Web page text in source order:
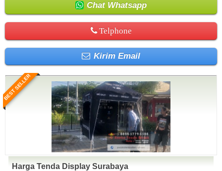
Chat Whatsapp
Telphone
Kirim Email
BEST SELLER
Harga Tenda Display Surabaya